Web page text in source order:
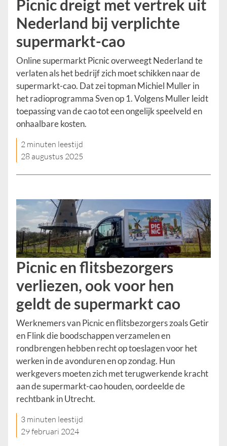
Picnic dreigt met vertrek uit
Nederland bij verplichte
supermarkt-cao
Online supermarkt Picnic overweegt Nederland te
verlaten als het bedrijf zich moet schikken naar de
supermarkt-cao. Dat zei topman Michiel Muller in
het radioprogramma Sven op 1. Volgens Muller leidt
toepassing van de cao tot een ongelijk speelveld en
onhaalbare kosten.
2 minuten leestijd
28 augustus 2025
Picnic en flitsbezorgers
verliezen, ook voor hen
geldt de supermarkt cao
Werknemers van Picnic en flitsbezorgers zoals Getir
en Flink die boodschappen verzamelen en
rondbrengen hebben recht op toeslagen voor het
werken in de avonduren en op zondag. Hun
werkgevers moeten zich met terugwerkende kracht
aan de supermarkt-cao houden, oordeelde de
rechtbank in Utrecht.
3 minuten leestijd
29 februari 2024